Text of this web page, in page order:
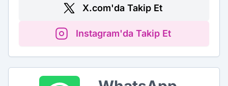
X.com'da Takip Et
Instagram'da Takip Et